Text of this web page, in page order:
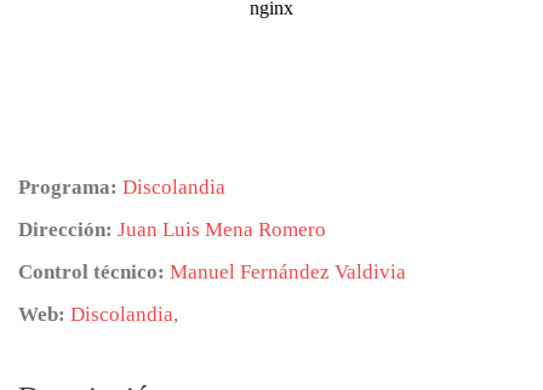
Programa: Discolandia
Dirección: Juan Luis Mena Romero
Control técnico: Manuel Fernández Valdivia
Web: Discolandia,